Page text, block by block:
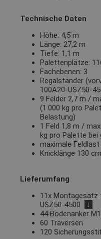
Technische Daten
Höhe: 4,5 m
Länge: 27,2 m
Tiefe: 1,1 m
Palettenplätze:
Fachebenen: 3
Regalständer
100A20-USZ50-
9 Felder 2,7 m /
(1.000 kg pro
Belastung)
1 Feld 1,8 m /
kg pro Palette bei
maximale Feldlast
Knicklänge 130 cm
Lieferumfang
11x Montagesatz
USZ50-4500
↓
44 Bodenanker
60 Traversen
120